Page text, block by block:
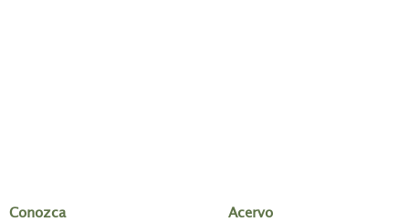
Conozca Acervo